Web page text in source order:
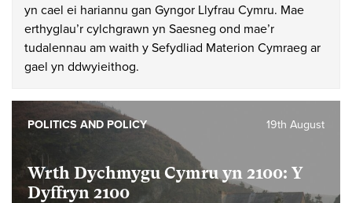
yn cael ei hariannu gan Gyngor Llyfrau Cymru. Mae
erthyglau’r cylchgrawn yn Saesneg ond mae’r
tudalennau am waith y Sefydliad Materion Cymraeg ar
gael yn ddwyieithog.
Wrth Dychmygu Cymru yn 2100: Y
Dyffryn 2100
19th August
POLITICS AND POLICY